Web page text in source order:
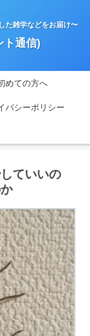
た雑学などをお届け〜
ト通信)
めての方へ
バシーポリシー
ていいの